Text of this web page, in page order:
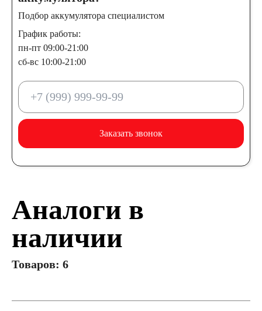
Подбор аккумулятора специалистом
График работы:
пн-пт 09:00-21:00
сб-вс 10:00-21:00
Заказать звонок
Аналоги в
наличии
Товаров: 6